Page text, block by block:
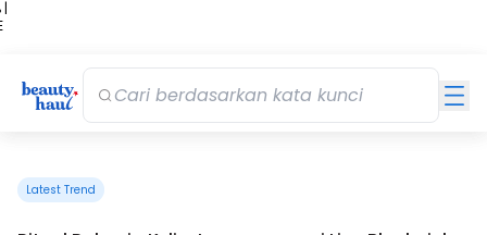
|
Latest Trend